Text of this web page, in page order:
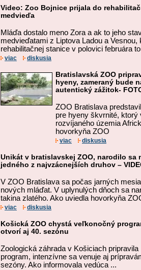
Video: Zoo Bojnice prijala do
medvieďa
Mláďa dostalo meno Zora a ak to jeho
medvieďatami z Liptova Ladou a Vesnou,
rehabilitačnej stanice v polovici februára
viac diskusia
Bratislavská ZOO
hyeny, zameraný bude
autentický zážitok-
ZOO Bratislava
pre hyeny škvrnité,
rozvíjaného územia
hovorkyňa ZOO
viac diskusia
Unikát v bratislavskej ZOO, narodilo sa
jedného z najvzácnejších druhov –
V ZOO Bratislava sa počas jarných
nových mláďat. V uplynulých dňoch sa
takina zlatého. Ako uviedla hovorkyňa
viac diskusia
Košická ZOO chystá veľkonočný
otvorí aj 40. sezónu
Zoologická záhrada v Košiciach
program, intenzívne sa venuje aj
sezóny. Ako informovala vedúca ...